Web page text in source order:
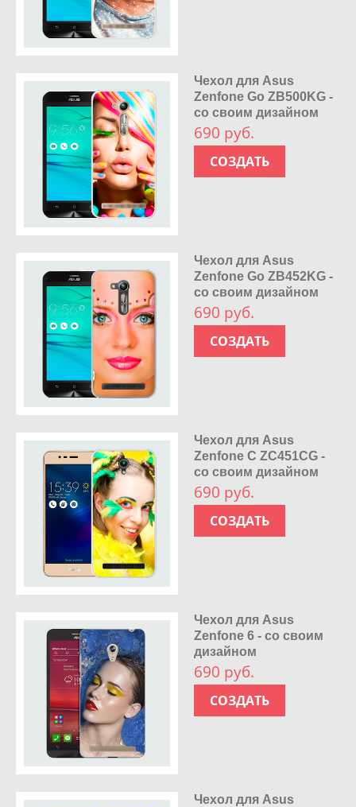
Чехол для Asus
Zenfone Go ZB500KG -
со своим дизайном
690 руб.
СОЗДАТЬ
Чехол для Asus
Zenfone Go ZB452KG -
со своим дизайном
690 руб.
СОЗДАТЬ
Чехол для Asus
Zenfone C ZC451CG -
со своим дизайном
690 руб.
СОЗДАТЬ
Чехол для Asus
Zenfone 6 - со своим
дизайном
690 руб.
СОЗДАТЬ
Чехол для Asus